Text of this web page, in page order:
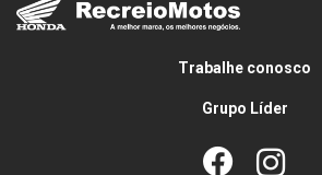
Trabalhe conosco
Grupo Líder